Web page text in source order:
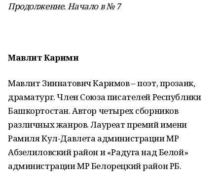
Продолжение. Начало в № 7
Мавлит Карими
Мавлит Зиннатович Каримов – поэт, прозаик,
драматург. Член Союза писателей Республики
Башкортостан. Автор четырех сборников
различных жанров. Лауреат премий имени
Рамиля Кул-Давлета администрации МР
Абзелиловский район и «Радуга над Белой»
администрации МР Белорецкий район РБ.